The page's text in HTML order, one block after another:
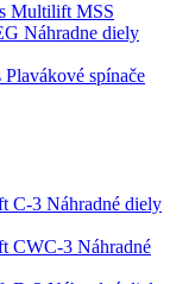
Multilift MSS
Náhradne diely
Plavákové spínače
Náhradné diely
Náhradné